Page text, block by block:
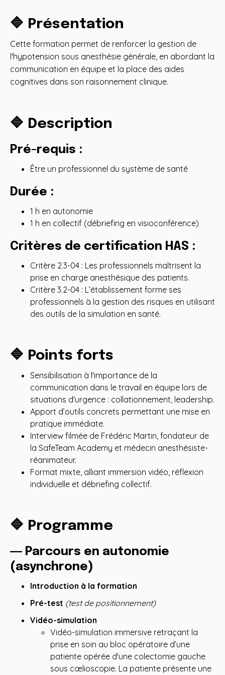
🔷 Présentation
Cette formation permet de renforcer la gestion de
l'hypotension sous anesthésie générale, en abordant la
communication en équipe et la place des aides
cognitives dans son raisonnement clinique.
🔷 Description
Pré-requis :
Être un professionnel du système de santé
Durée :
1 h en autonomie
1 h en collectif (débriefing en visioconférence)
Critères de certification HAS :
Critère 2.3-04 : Les professionnels maîtrisent la
prise en charge anesthésique des patients.
Critère 3.2-04 : L’établissement forme ses
professionnels à la gestion des risques en utilisant
des outils de la simulation en santé.
🔷 Points forts
Sensibilisation à l'importance de la
communication dans le travail en équipe lors de
situations d'urgence : collationnement, leadership.
Apport d’outils concrets permettant une mise en
pratique immédiate.
Interview filmée de Frédéric Martin, fondateur de
la SafeTeam Academy et médecin anesthésiste-
réanimateur.
Format mixte, alliant immersion vidéo, réflexion
individuelle et débriefing collectif.
🔷 Programme
― Parcours en autonomie
(asynchrone)
Introduction à la formation
Pré-test (test de positionnement)
Vidéo-simulation
Vidéo-simulation immersive retraçant la
prise en soin au bloc opératoire d’une
patiente opérée d'une colectomie gauche
sous cœlioscopie. La patiente présente une